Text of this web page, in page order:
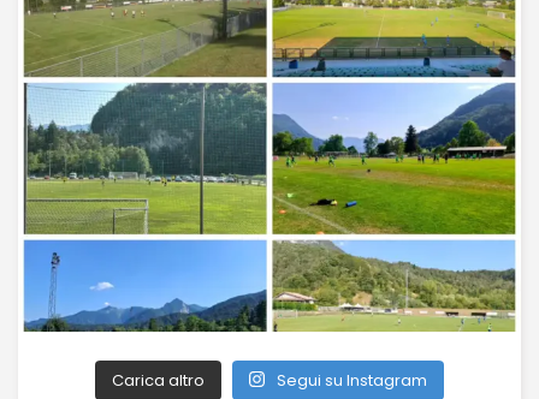
Carica altro Segui su Instagram